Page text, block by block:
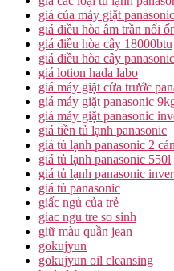
giá của máy giặt
giá điều hòa âm trần nối
giá điều hòa cây 18000btu
giá điều hòa cây panasonic
giá lotion hada labo
giá máy giặt cửa trước
giá máy giặt panasonic
giá máy giặt panasonic
giá tiền tủ lạnh panasonic
giá tủ lạnh panasonic 2
giá tủ lạnh panasonic 550l
giá tủ lạnh panasonic
giá tủ panasonic
giấc ngủ của trẻ
giac ngu tre so sinh
giữ màu quần jean
gokujyun
gokujyun oil cleansing